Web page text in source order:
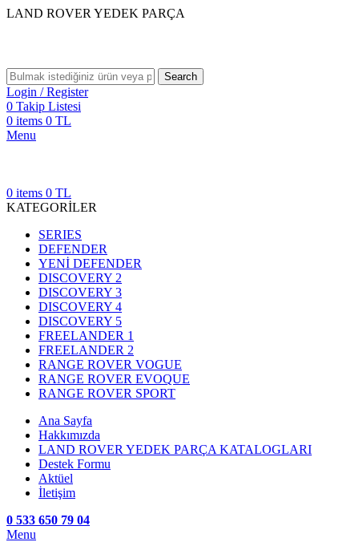
LAND ROVER YEDEK PARÇA
Search
Login / Register
0 Takip Listesi
0 items 0 TL
Menu
0 items 0 TL
KATEGORİLER
SERIES
DEFENDER
YENİ DEFENDER
DISCOVERY 2
DISCOVERY 3
DISCOVERY 4
DISCOVERY 5
FREELANDER 1
FREELANDER 2
RANGE ROVER VOGUE
RANGE ROVER EVOQUE
RANGE ROVER SPORT
Ana Sayfa
Hakkımızda
LAND ROVER YEDEK PARÇA KATALOGLARI
Destek Formu
Aktüel
İletişim
0 533 650 79 04
Menu